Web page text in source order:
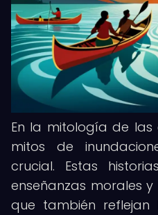
En la mitología de las
mitos de
crucial. Estas
enseñanzas morales
que también reflejan